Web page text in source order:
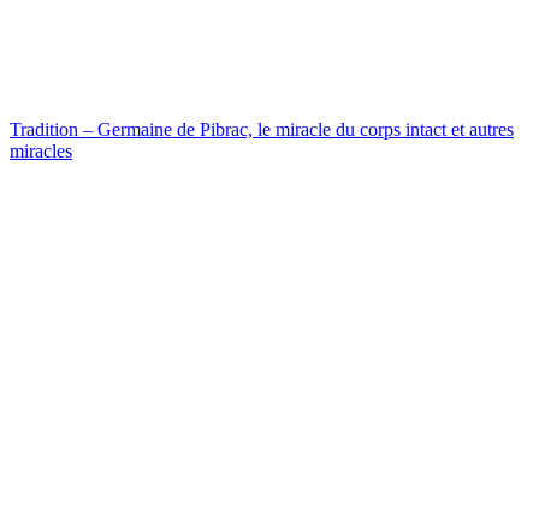
Tradition – Germaine de Pibrac, le miracle du corps intact et autres
miracles